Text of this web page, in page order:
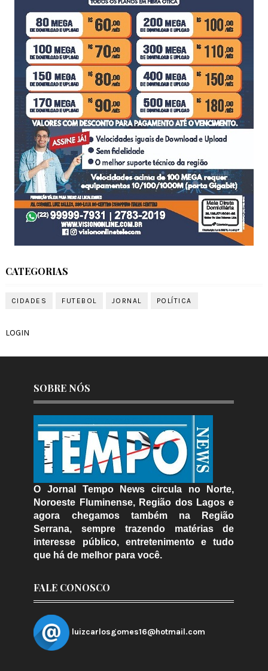
CATEGORIAS
CIDADES FUTEBOL JORNAL POLÍTICA
LOGIN
SOBRE NÓS
O Jornal Tempo News circula no Norte,
Noroeste Fluminense, Região dos Lagos e
agora chegamos também na Região
Serrana, sempre trazendo matérias de
interesse público, entretenimento e tudo
que há de melhor para você.
FALE CONOSCO
luizcarlosgomes16@hotmail.com